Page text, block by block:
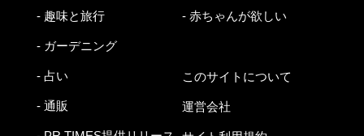
- 趣味と旅行
- ガーデニング
- 占い
- 通販
- 赤ちゃんが欲しい
このサイトについて
運営会社